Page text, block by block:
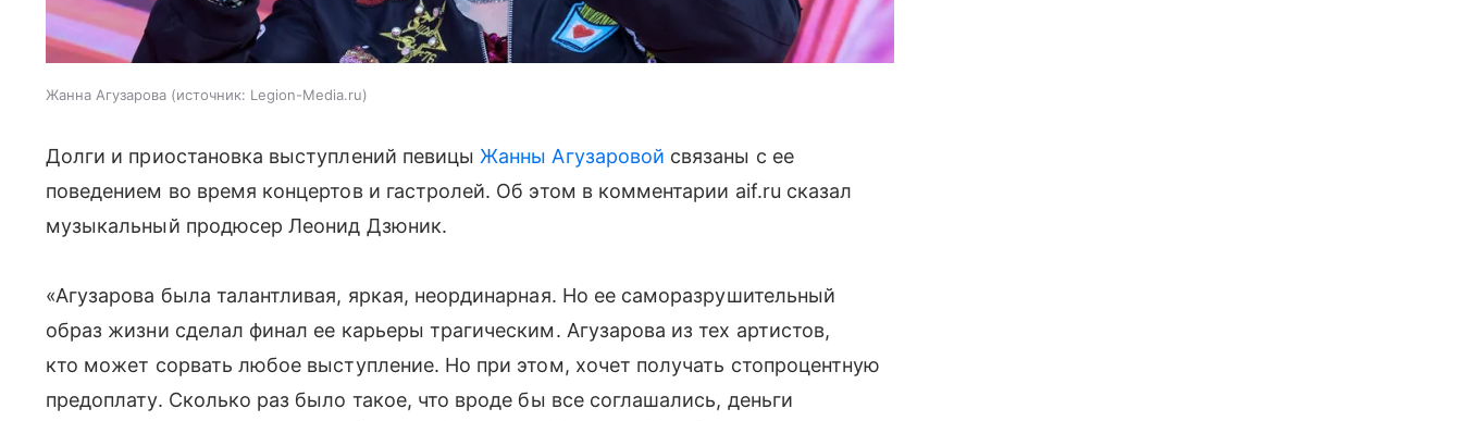
Жанна Агузарова источник: Legion-Media.ru
Долги и приостановка выступлений певицы Жанны Агузаровой связаны с ее
поведением во время концертов и гастролей. Об этом в комментарии aif.ru сказал
музыкальный продюсер Леонид Дзюник.
«Агузарова была талантливая, яркая, неординарная. Но ее саморазрушительный
образ жизни сделал финал ее карьеры трагическим. Агузарова из тех артистов,
кто может сорвать любое выступление. Но при этом, хочет получать стопроцентную
предоплату. Сколько раз было такое, что вроде бы все соглашались, деньги